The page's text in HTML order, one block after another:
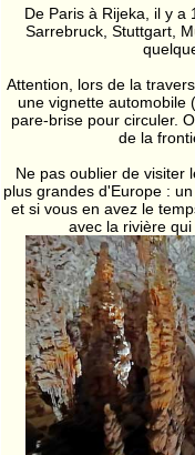
De Paris à Rijeka, il y a
Sarrebruck, Stuttgart,
Attention, lors de la
une vignette automobile
pare-brise pour circuler.
de la
Ne pas oublier de visiter
plus grandes d'Europe :
et si vous en avez le
avec la rivière